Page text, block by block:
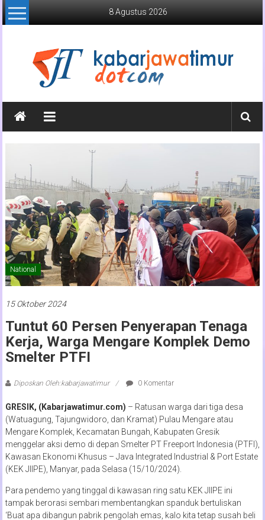
Lompat
ke
8 Agustus 2026
Kabar
Jawa
Media
Online
Jawa
Timur
National
15 Oktober 2024
Tuntut 60 Persen Penyerapan Tenaga
Kerja, Warga Mengare Komplek Demo
Smelter PTFI
Diposkan Oleh:kabarjawatimur 0 Komentar
GRESIK, (Kabarjawatimur.com) – Ratusan warga dari tiga desa
(Watuagung, Tajungwidoro, dan Kramat) Pulau Mengare atau
Mengare Komplek, Kecamatan Bungah, Kabupaten Gresik
menggelar aksi demo di depan Smelter PT Freeport Indonesia (PTFI),
Kawasan Ekonomi Khusus – Java Integrated Industrial & Port Estate
(KEK JIIPE), Manyar, pada Selasa (15/10/2024).
Para pendemo yang tinggal di kawasan ring satu KEK JIIPE ini
tampak berorasi sembari membentangkan spanduk bertuliskan
‘Buat apa dibangun pabrik pengolah emas, kalo kita tetap susah beli